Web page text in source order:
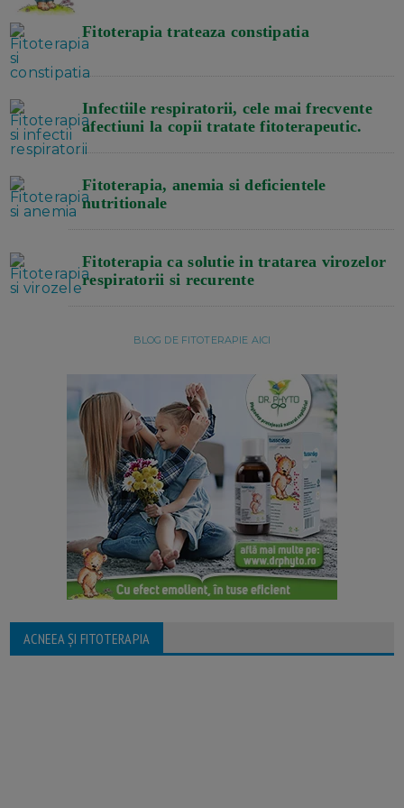
Fitoterapia trateaza constipatia
Infectiile respiratorii, cele mai frecvente
afectiuni la copii tratate fitoterapeutic.
Fitoterapia, anemia si deficientele
nutritionale
Fitoterapia ca solutie in tratarea virozelor
respiratorii si recurente
BLOG DE FITOTERAPIE AICI
ACNEEA ȘI FITOTERAPIA